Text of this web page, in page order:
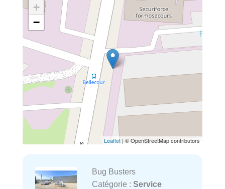
+
−
Leaflet | © OpenStreetMap contributors
Bug Busters
Catégorie : Service